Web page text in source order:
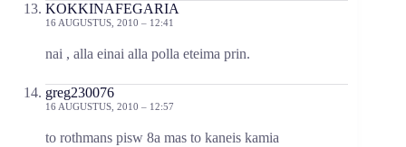
KOKKINAFEGARIA
16 AUGUSTUS, 2010 – 12:41
nai , alla einai alla polla eteima prin.
greg230076
16 AUGUSTUS, 2010 – 12:57
to rothmans pisw 8a mas to kaneis kamia